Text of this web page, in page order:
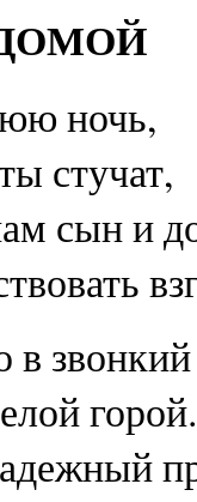
ночь,
стучат,
сын и
горой.